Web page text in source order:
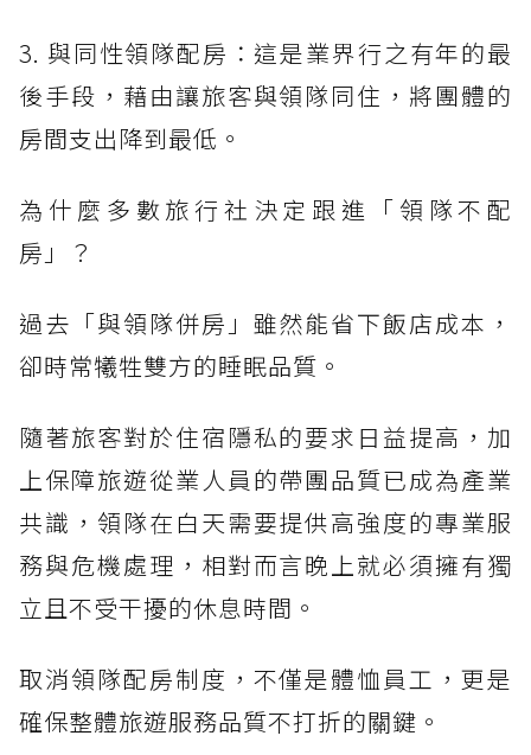
3. 與同性領隊配房：這是業界行之有年的最
後手段，藉由讓旅客與領隊同住，將團體的
房間支出降到最低。
為什麼多數旅行社決定跟進「領隊不配
房」？
過去「與領隊併房」雖然能省下飯店成本，
卻時常犧牲雙方的睡眠品質。
隨著旅客對於住宿隱私的要求日益提高，加
上保障旅遊從業人員的帶團品質已成為產業
共識，領隊在白天需要提供高強度的專業服
務與危機處理，相對而言晚上就必須擁有獨
立且不受干擾的休息時間。
取消領隊配房制度，不僅是體恤員工，更是
確保整體旅遊服務品質不打折的關鍵。